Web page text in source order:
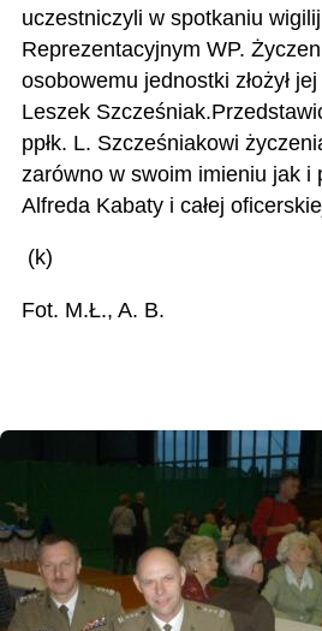
uczestniczyli w spotkaniu
Reprezentacyjnym WP.
osobowemu jednostki złożył
Leszek
ppłk. L. Szcześniakowi
zarówno w swoim imieniu jak i
Alfreda Kabaty i całej
(k)
Fot. M.Ł., A. B.